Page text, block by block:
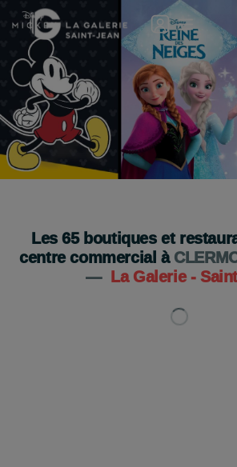
Je découvre
Les65boutiques et
centre commercial à
—
La Galerie -